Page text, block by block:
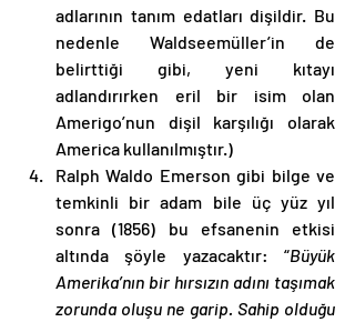
adlarının tanım edatları dişildir. Bu
nedenle Waldseemüller’in de
belirttiği gibi, yeni kıtayı
adlandırırken eril bir isim olan
Amerigo’nun dişil karşılığı olarak
America kullanılmıştır.)
Ralph Waldo Emerson gibi bilge ve
temkinli bir adam bile üç yüz yıl
sonra (1856) bu efsanenin etkisi
altında şöyle yazacaktır: “Büyük
Amerika’nın bir hırsızın adını taşımak
zorunda oluşu ne garip. Sahip olduğu